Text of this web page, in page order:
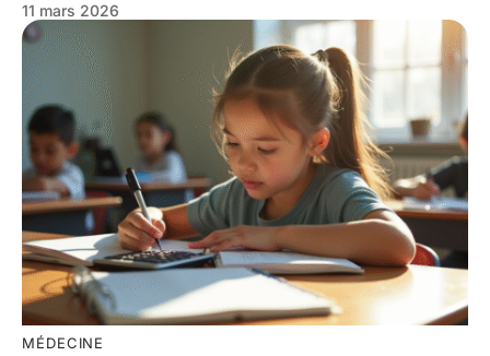
11 mars 2026
MÉDECINE